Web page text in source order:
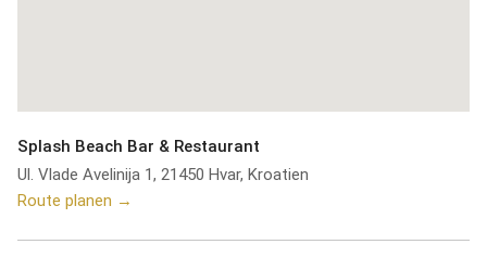
Splash Beach Bar & Restaurant
Ul. Vlade Avelinija 1, 21450 Hvar, Kroatien
Route planen →